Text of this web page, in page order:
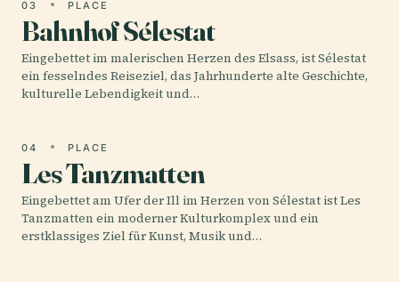
03 PLACE
Bahnhof Sélestat
Eingebettet im malerischen Herzen des Elsass, ist Sélestat
ein fesselndes Reiseziel, das Jahrhunderte alte Geschichte,
kulturelle Lebendigkeit und…
04 PLACE
Les Tanzmatten
Eingebettet am Ufer der Ill im Herzen von Sélestat ist Les
Tanzmatten ein moderner Kulturkomplex und ein
erstklassiges Ziel für Kunst, Musik und…